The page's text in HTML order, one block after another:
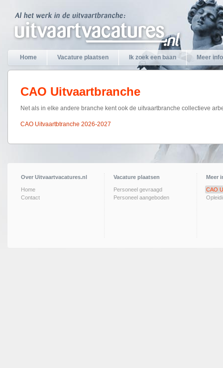
Home Vacature plaatsen Ik zoek een baan Meer info
CAO Uitvaartbranche
Net als in elke andere branche kent ook de uitvaartbranche collectieve
CAO Uitvaartbtranche 2026-2027
Over Uitvaartvacatures.nl
Home
Contact
Vacature plaatsen
Personeel gevraagd
Personeel aangeboden
Meer
CAO